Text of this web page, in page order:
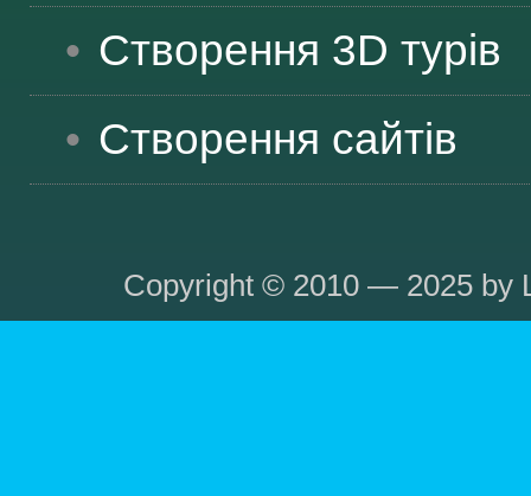
Створення 3D турів
Створення сайтів
Copyright © 2010 — 2025 by